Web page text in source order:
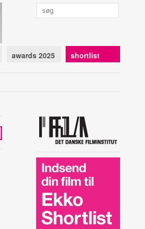
awards 2025 shortlist